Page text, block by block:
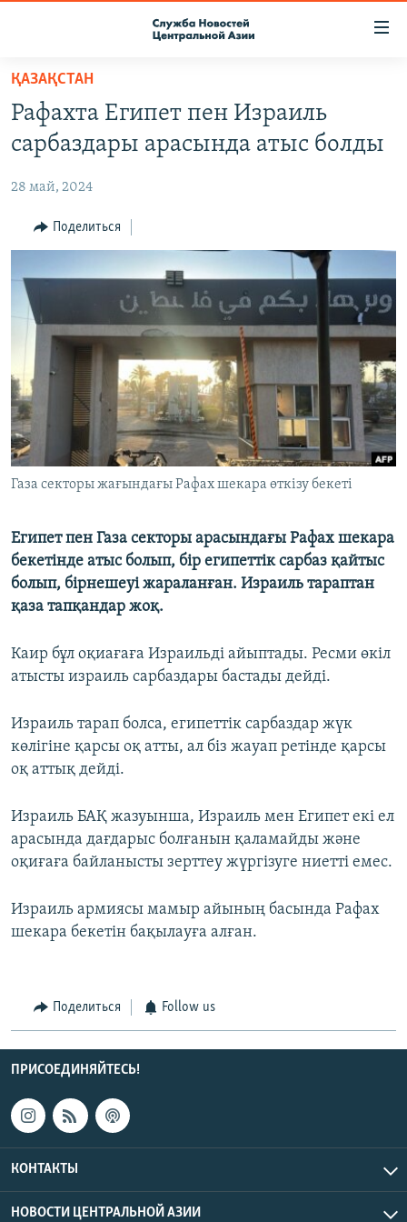
Вернуться
основному
содержанию
Вернутся
навигации
Вернутся
поиску
О ПРОЕКТЕ
ПОДПИСКА
КОНТАКТЫ
RFE/RL ДИРЕКТ
НАСТОЯЩЕЕ ВРЕМЯ
ҚАЗАҚСТАН
Рафахта Египет пен Израиль
сарбаздары арасында атыс болды
28 май, 2024
Поделиться
Газа секторы жағындағы Рафах шекара өткізу бекеті
Египет пен Газа секторы арасындағы Рафах шекара
бекетінде атыс болып, бір египеттік сарбаз қайтыс
болып, бірнешеуі жараланған. Израиль тараптан
қаза тапқандар жоқ.
Каир бұл оқиағаға Израильді айыптады. Ресми өкіл
атысты израиль сарбаздары бастады дейді.
Израиль тарап болса, египеттік сарбаздар жүк
көлігіне қарсы оқ атты, ал біз жауап ретінде қарсы
оқ аттық дейді.
Израиль БАҚ жазуынша, Израиль мен Египет екі ел
арасында дағдарыс болғанын қаламайды және
оқиғаға байланысты зерттеу жүргізуге ниетті емес.
Израиль армиясы мамыр айының басында Рафах
шекара бекетін бақылауға алған.
Поделиться Follow us
ПРИСОЕДИНЯЙТЕСЬ!
КОНТАКТЫ
НОВОСТИ ЦЕНТРАЛЬНОЙ АЗИИ